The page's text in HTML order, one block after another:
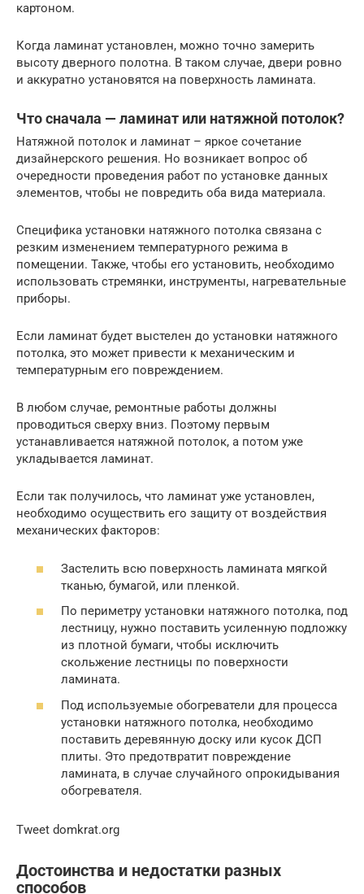
картоном.
Когда ламинат установлен, можно точно замерить
высоту дверного полотна. В таком случае, двери ровно
и аккуратно установятся на поверхность ламината.
Что сначала — ламинат или натяжной потолок?
Натяжной потолок и ламинат – яркое сочетание
дизайнерского решения. Но возникает вопрос об
очередности проведения работ по установке данных
элементов, чтобы не повредить оба вида материала.
Специфика установки натяжного потолка связана с
резким изменением температурного режима в
помещении. Также, чтобы его установить, необходимо
использовать стремянки, инструменты, нагревательные
приборы.
Если ламинат будет выстелен до установки натяжного
потолка, это может привести к механическим и
температурным его повреждением.
В любом случае, ремонтные работы должны
проводиться сверху вниз. Поэтому первым
устанавливается натяжной потолок, а потом уже
укладывается ламинат.
Если так получилось, что ламинат уже установлен,
необходимо осуществить его защиту от воздействия
механических факторов:
Застелить всю поверхность ламината мягкой
тканью, бумагой, или пленкой.
По периметру установки натяжного потолка, под
лестницу, нужно поставить усиленную подложку
из плотной бумаги, чтобы исключить
скольжение лестницы по поверхности
ламината.
Под используемые обогреватели для процесса
установки натяжного потолка, необходимо
поставить деревянную доску или кусок ДСП
плиты. Это предотвратит повреждение
ламината, в случае случайного опрокидывания
обогревателя.
Tweet domkrat.org
Достоинства и недостатки разных
способов